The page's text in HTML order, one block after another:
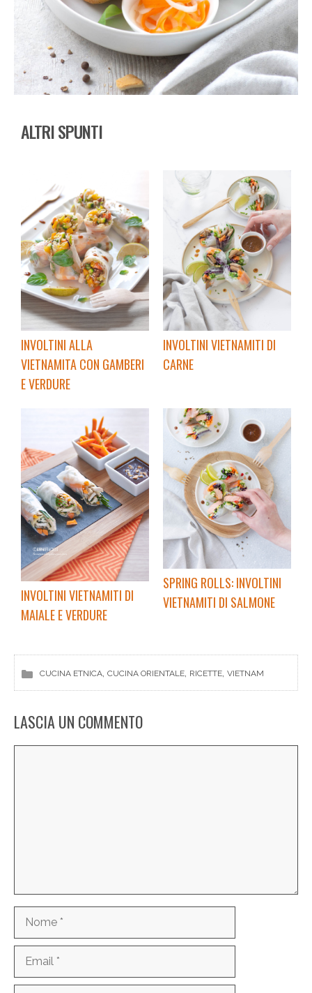
ALTRI SPUNTI
INVOLTINI ALLA
VIETNAMITA CON GAMBERI
E VERDURE
INVOLTINI VIETNAMITI DI
CARNE
INVOLTINI VIETNAMITI DI
MAIALE E VERDURE
SPRING ROLLS: INVOLTINI
VIETNAMITI DI SALMONE
CUCINA ETNICA, CUCINA ORIENTALE, RICETTE, VIETNAM
LASCIA UN COMMENTO